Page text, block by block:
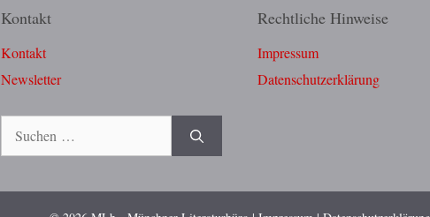
Kontakt
Kontakt
Newsletter
nach:
Rechtliche Hinweise
Impressum
Datenschutzerklärung